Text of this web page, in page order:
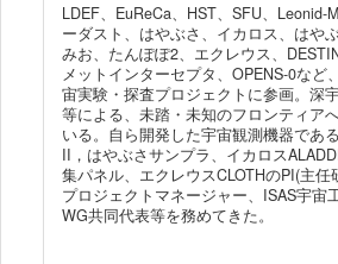
LDEF、EuReCa、HST、SFU、Leonid-
ーダスト、はやぶさ、イカロス、はや
みお、たんぽぽ2、エクレウス、
メットインターセプタ、OPENS-0など
宙実験・探査プロジェクトに参画。深
等による、未踏・未知のフロンティア
いる。自ら開発した宇宙観測機器であ
II，はやぶさサンプラ、イカロス
集パネル、エクレウスCLOTHのPI(主
プロジェクトマネージャー、ISAS宇宙
WG共同代表等を務めてきた。